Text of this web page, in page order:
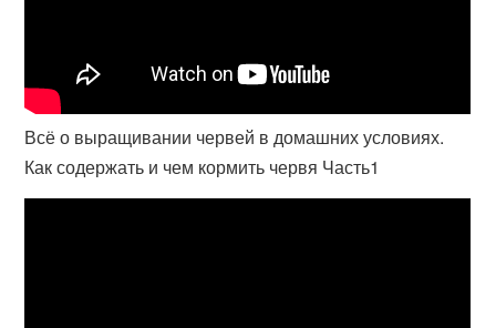
Всё о выращивании червей в домашних условиях.
Как содержать и чем кормить червя Часть1